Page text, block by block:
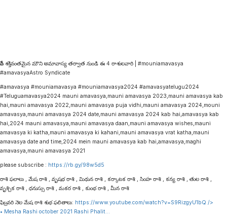
రేపే శక్తివంతమైన మౌని అమావాస్య తర్వాత నుండి ఈ 4 రాశులవారి | #mouniamavasya
#amavasyaAstro Syndicate
#amavasya #mouniamavasya #mouniamavasya2024 #amavasyatelugu2024
#Teluguamavasya2024 mauni amavasya,mauni amavasya 2023,mauni amavasya kab
hai,mauni amavasya 2022,mauni amavasya puja vidhi,mauni amavasya 2024,mouni
amavasya,mauni amavasya 2024 date,mauni amavasya 2024 kab hai,amavasya kab
hai,2024 mauni amavasya,mauni amavasya daan,mauni amavasya wishes,mauni
amavasya ki katha,mauni amavasya ki kahani,mauni amavasya vrat katha,mauni
amavasya date and time,2024 mein mauni amavasya kab hai,amavasya,maghi
amavasya,mauni amavasya 2021
please subscribe : https://rb.gy/98w5d5
రాశి ఫలాలు , మేష రాశి , వృషభ రాశి , మిథున రాశి , కర్కాటక రాశి , సింహ రాశి , కన్య రాశి , తుల రాశి ,
వృశ్చిక రాశి , ధనుస్సు రాశి , మకర రాశి , కుంభ రాశి , మీన రాశి
ఫిబ్రవరి నెల మేష రాశి శుభ ఫలితాలు: https://www.youtube.com/watch?v=S9RizgyU1bQ />
• Mesha Rashi october 2021 Rashi Phalit…